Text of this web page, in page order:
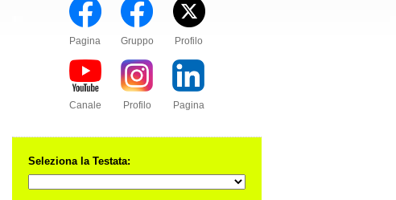
Pagina Gruppo Profilo
Canale Profilo Pagina
Seleziona la Testata: